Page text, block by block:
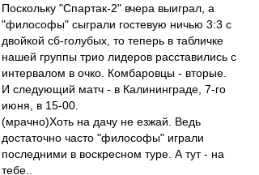
Поскольку "Спартак-2" вчера выиграл, а
"философы" сыграли гостевую ничью 3:3 с
двойкой сб-голубых, то теперь в табличке
нашей группы трио лидеров расставились с
интервалом в очко. Комбаровцы - вторые.
И следующий матч - в Калининграде, 7-го
июня, в 15-00.
(мрачно)Хоть на дачу не езжай. Ведь
достаточно часто "философы" играли
последними в воскресном туре. А тут - на
тебе..